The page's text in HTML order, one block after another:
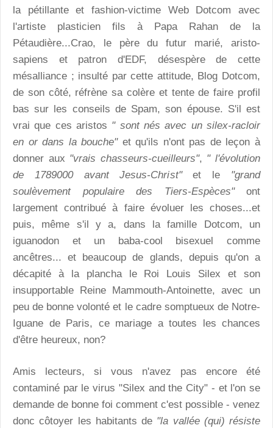
la pétillante et fashion-victime Web Dotcom avec
l'artiste plasticien fils à Papa Rahan de la
Pétaudière...Crao, le père du futur marié, aristo-
sapiens et patron d'EDF, désespère de cette
mésalliance ; insulté par cette attitude, Blog Dotcom,
de son côté, réfrène sa colère et tente de faire profil
bas sur les conseils de Spam, son épouse. S'il est
vrai que ces aristos " sont nés avec un silex-racloir
en or dans la bouche"et qu'ils n'ont pas de leçon à
donner aux "vrais chasseurs-cueilleurs", " l'évolution
de 1789000 avant Jesus-Christ"et le "grand
soulèvement populaire des Tiers-Espèces"ont
largement contribué à faire évoluer les choses...et
puis, même s'il y a, dans la famille Dotcom, un
iguanodon et un baba-cool bisexuel comme
ancêtres... et beaucoup de glands, depuis qu'on a
décapité à la plancha le Roi Louis Silex et son
insupportable Reine Mammouth-Antoinette, avec un
peu de bonne volonté et le cadre somptueux de Notre-
Iguane de Paris, ce mariage a toutes les chances
d'être heureux, non?
Amis lecteurs, si vous n'avez pas encore été
contaminé par le virus "Silex and the City" - et l'on se
demande de bonne foi comment c'est possible - venez
donc côtoyer les habitants de "la vallée (qui) résiste